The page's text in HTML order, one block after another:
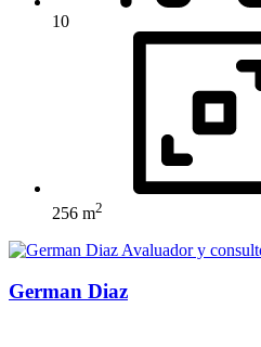
10
256 m2
German Diaz